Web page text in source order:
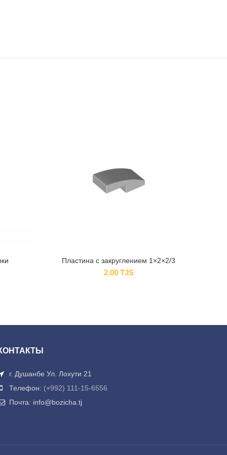
Пластина с закруглением 1×2×2/3
2.00 TJS
г. Душанбе Ул. Лохути 21
Телефон: (+992) 111-15-6556
Почта: info@bozicha.tj